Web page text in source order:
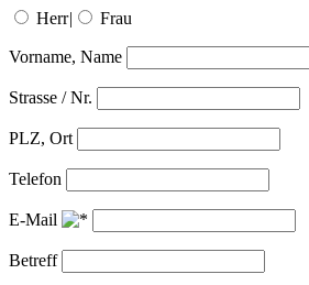
Herr| Frau
Vorname, Name
Strasse / Nr.
PLZ, Ort
Telefon
E-Mail
Betreff